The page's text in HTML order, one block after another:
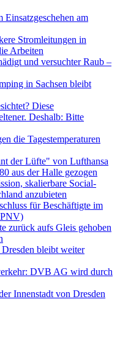
am
Stromleitungen in
Arbeiten
und versuchter Raub –
in Sachsen bleibt
Diese
Deshalb: Bitte
die Tagestemperaturen
der Lüfte" von Lufthansa
aus der Halle gezogen
skalierbare Social-
anzubieten
für Beschäftigte im
zurück aufs Gleis gehoben
bleibt weiter
DVB AG wird durch
Innenstadt von Dresden